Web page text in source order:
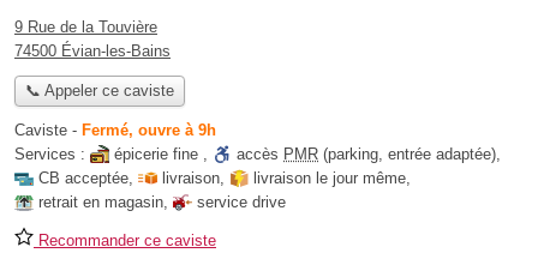
9 Rue de la Touvière
74500 Évian-les-Bains
📞 Appeler ce caviste
Caviste - Fermé, ouvre à 9h
Services :
épicerie fine , accès PMR (parking, entrée adaptée),
CB acceptée, livraison, livraison le jour même,
retrait en magasin, service drive
Recommander ce caviste